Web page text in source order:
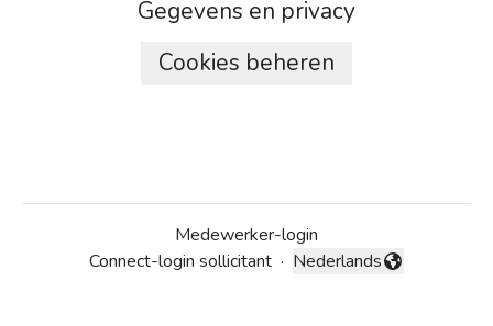
Gegevens en privacy
Cookies beheren
Medewerker-login
Connect-login sollicitant · Taal wijzigen
Nederlands